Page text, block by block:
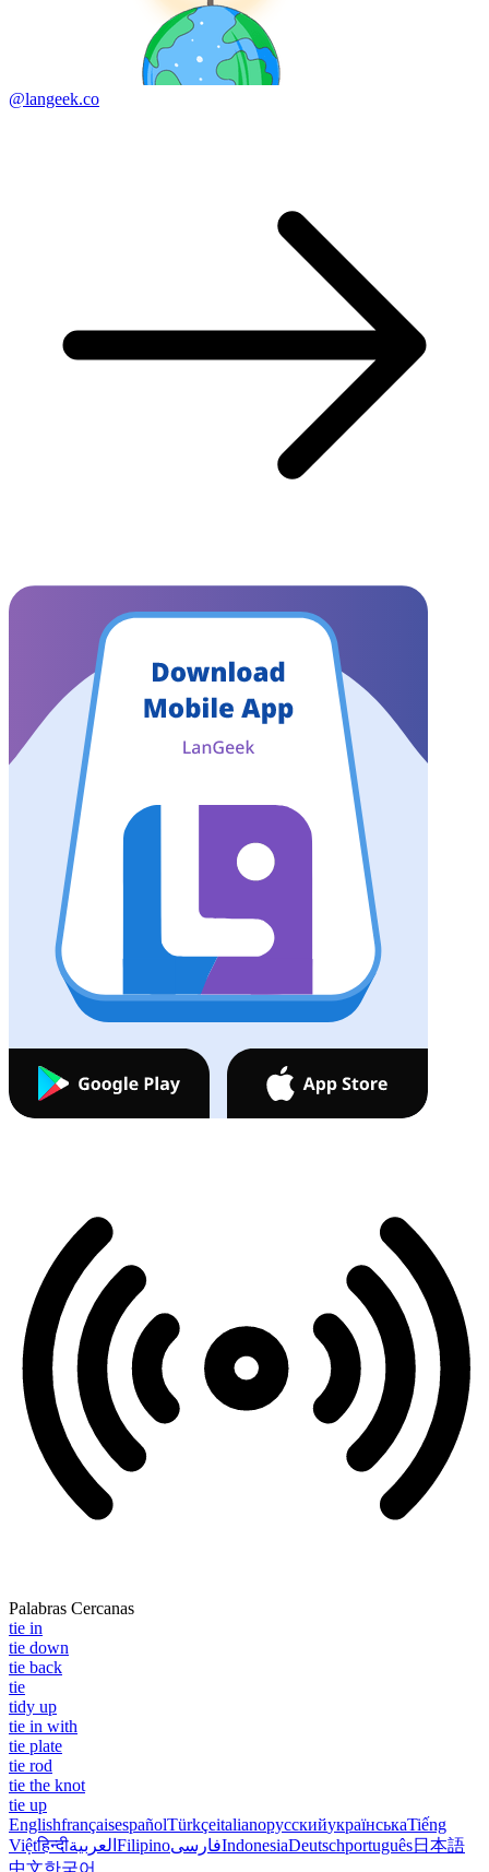
@langeek.co
Palabras Cercanas
tie in
tie down
tie back
tie
tidy up
tie in with
tie plate
tie rod
tie the knot
tie up
EnglishfrançaisespañolTürkçeitalianoрусскийукраїнськаTiếng
Việtहिन्दीالعربية FilipinoفارسیIndonesiaDeutschportuguês日本語
中文한국어